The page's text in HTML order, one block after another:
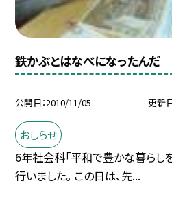
鉄かぶとはなべになったんだ
公開日 2010/11/05 更新
おしらせ
6年社会科「平和で豊かな暮らし
行いました。 この日は、先...